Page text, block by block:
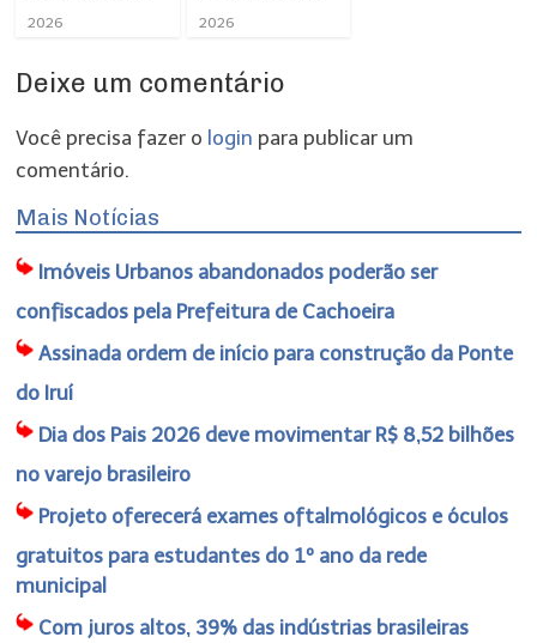
2026
2026
Deixe um comentário
Você precisa fazer o login para publicar um
comentário.
Mais Notícias
Imóveis Urbanos abandonados poderão ser
confiscados pela Prefeitura de Cachoeira
Assinada ordem de início para construção da Ponte
do Iruí
Dia dos Pais 2026 deve movimentar R$ 8,52 bilhões
no varejo brasileiro
Projeto oferecerá exames oftalmológicos e óculos
gratuitos para estudantes do 1º ano da rede
municipal
Com juros altos, 39% das indústrias brasileiras